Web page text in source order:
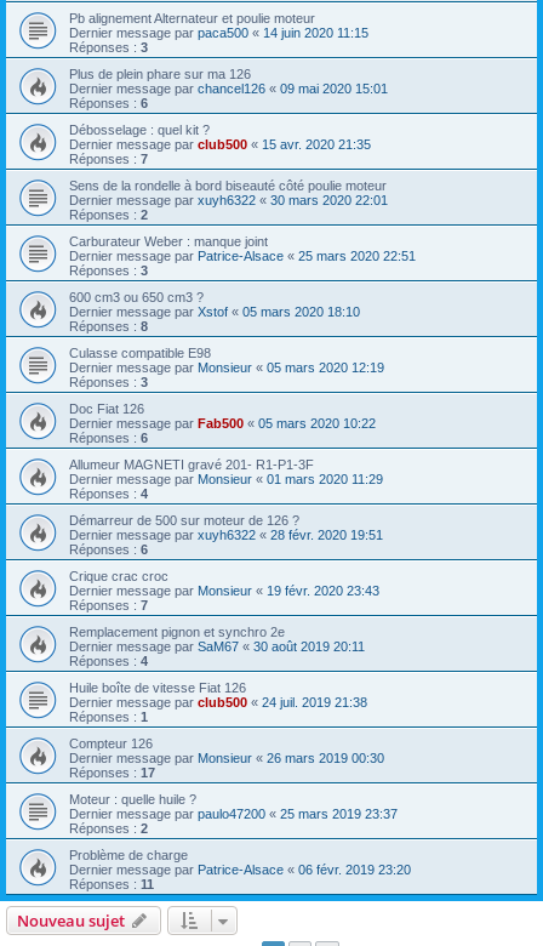
Pb alignement Alternateur et poulie moteur
Dernier message par paca500 « 14 juin 2020 11:15
Réponses : 3
Plus de plein phare sur ma 126
Dernier message par chancel126 « 09 mai 2020 15:01
Réponses : 6
Débosselage : quel kit ?
Dernier message par club500 « 15 avr. 2020 21:35
Réponses : 7
Sens de la rondelle à bord biseauté côté poulie moteur
Dernier message par xuyh6322 « 30 mars 2020 22:01
Réponses : 2
Carburateur Weber : manque joint
Dernier message par Patrice-Alsace « 25 mars 2020 22:51
Réponses : 3
600 cm3 ou 650 cm3 ?
Dernier message par Xstof « 05 mars 2020 18:10
Réponses : 8
Culasse compatible E98
Dernier message par Monsieur « 05 mars 2020 12:19
Réponses : 3
Doc Fiat 126
Dernier message par Fab500 « 05 mars 2020 10:22
Réponses : 6
Allumeur MAGNETI gravé 201- R1-P1-3F
Dernier message par Monsieur « 01 mars 2020 11:29
Réponses : 4
Démarreur de 500 sur moteur de 126 ?
Dernier message par xuyh6322 « 28 févr. 2020 19:51
Réponses : 6
Crique crac croc
Dernier message par Monsieur « 19 févr. 2020 23:43
Réponses : 7
Remplacement pignon et synchro 2e
Dernier message par SaM67 « 30 août 2019 20:11
Réponses : 4
Huile boîte de vitesse Fiat 126
Dernier message par club500 « 24 juil. 2019 21:38
Réponses : 1
Compteur 126
Dernier message par Monsieur « 26 mars 2019 00:30
Réponses : 17
Moteur : quelle huile ?
Dernier message par paulo47200 « 25 mars 2019 23:37
Réponses : 2
Problème de charge
Dernier message par Patrice-Alsace « 06 févr. 2019 23:20
Réponses : 11
Nouveau sujet